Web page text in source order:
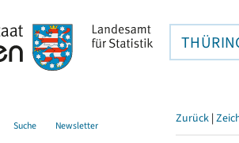
Suche Newsletter Zurück |